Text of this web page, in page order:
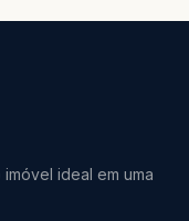
ideal em uma